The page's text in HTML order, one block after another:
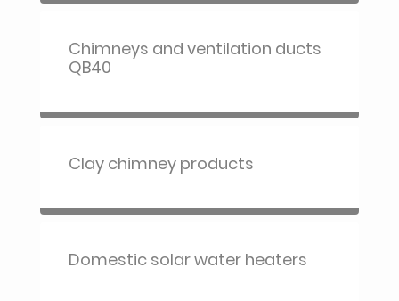
Chimneys and ventilation ducts
QB40
Clay chimney products
Domestic solar water heaters